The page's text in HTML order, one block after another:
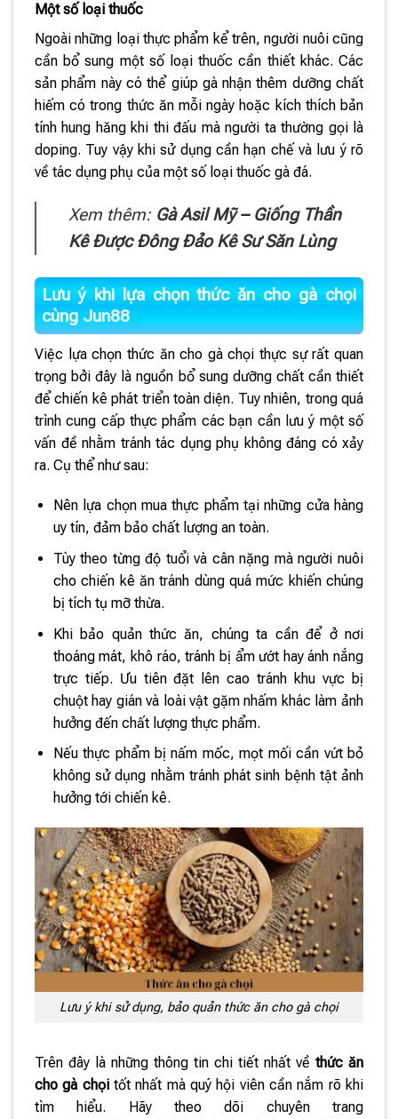
Một số loại thuốc
Ngoài những loại thực phẩm kể trên, người nuôi cũng
cần bổ sung một số loại thuốc cần thiết khác. Các
sản phẩm này có thể giúp gà nhận thêm dưỡng chất
hiếm có trong thức ăn mỗi ngày hoặc kích thích bản
tính hung hăng khi thi đấu mà người ta thường gọi là
doping. Tuy vậy khi sử dụng cần hạn chế và lưu ý rõ
về tác dụng phụ của một số loại thuốc gà đá.
Xem thêm: Gà Asil Mỹ – Giống Thần
Kê Được Đông Đảo Kê Sư Săn Lùng
Lưu ý khi lựa chọn thức ăn cho gà chọi
cùng Jun88
Việc lựa chọn thức ăn cho gà chọi thực sự rất quan
trọng bởi đây là nguồn bổ sung dưỡng chất cần thiết
để chiến kê phát triển toàn diện. Tuy nhiên, trong quá
trình cung cấp thực phẩm các bạn cần lưu ý một số
vấn đề nhằm tránh tác dụng phụ không đáng có xảy
ra. Cụ thể như sau:
Nên lựa chọn mua thực phẩm tại những cửa hàng
uy tín, đảm bảo chất lượng an toàn.
Tùy theo từng độ tuổi và cân nặng mà người nuôi
cho chiến kê ăn tránh dùng quá mức khiến chúng
bị tích tụ mỡ thừa.
Khi bảo quản thức ăn, chúng ta cần để ở nơi
thoáng mát, khô ráo, tránh bị ẩm ướt hay ánh nắng
trực tiếp. Ưu tiên đặt lên cao tránh khu vực bị
chuột hay gián và loài vật gặm nhấm khác làm ảnh
hưởng đến chất lượng thực phẩm.
Nếu thực phẩm bị nấm mốc, mọt mối cần vứt bỏ
không sử dụng nhằm tránh phát sinh bệnh tật ảnh
hưởng tới chiến kê.
Lưu ý khi sử dụng, bảo quản thức ăn cho gà chọi
Trên đây là những thông tin chi tiết nhất về thức ăn
cho gà chọi tốt nhất mà quý hội viên cần nắm rõ khi
tìm hiểu. Hãy theo dõi chuyên trang